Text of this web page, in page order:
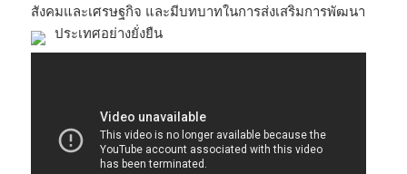
สังคมและเศรษฐกิจ และมีบทบาทในการส่งเสริมการพัฒนา
ประเทศอย่างยั่งยืน